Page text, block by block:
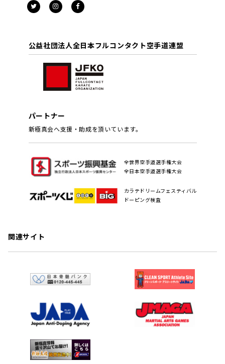
公益社団法人全日本フルコンタクト空手道連盟
パートナー
新極真会へ支援・助成を頂いています。
全世界空手道選手権大会
全日本空手道選手権大会
カラテドリームフェスティバル
ドーピング検査
関連サイト